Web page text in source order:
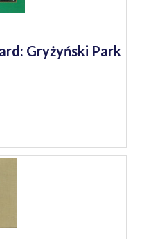
Gryżyński Park